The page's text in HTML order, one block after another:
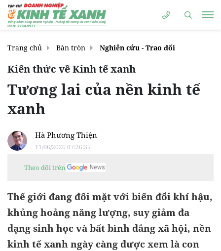
Trang chủ Bàn tròn Nghiên cứu - Trao đổi
Kiến thức về Kinh tế xanh
Tương lai của nền kinh tế
xanh
Hà Phương Thiện
11/06/2026 07:26:35
Theo dõi trên
Thế giới đang đối mặt với biến đổi khí hậu,
khủng hoảng năng lượng, suy giảm đa
dạng sinh học và bất bình đẳng xã hội, nền
kinh tế xanh ngày càng được xem là con